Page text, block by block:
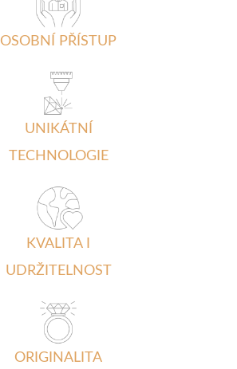
OSOBNÍ PŘÍSTUP
UNIKÁTNÍ
TECHNOLOGIE
KVALITA I
UDRŽITELNOST
ORIGINALITA